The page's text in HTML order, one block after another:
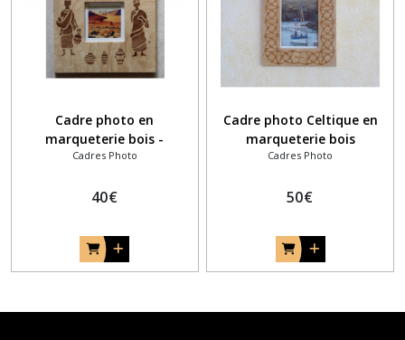
Cadre photo en
marqueterie bois -
Africaines
Cadres Photo
40€
Cadre photo Celtique en
marqueterie bois
Cadres Photo
50€